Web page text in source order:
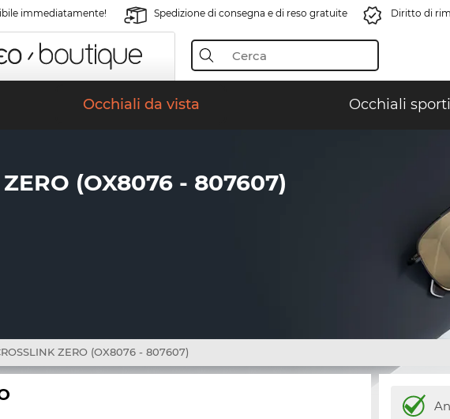
immediatamente! Spedizione di consegna e di reso gratuite Diritto di
Occhiali da vista Occhiali
(OX8076 - 807607)
ZERO (OX8076 - 807607)